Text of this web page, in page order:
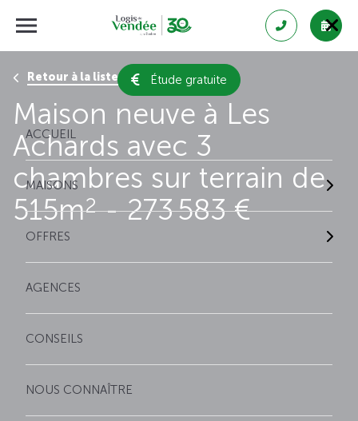
Étude gratuite
ACCUEIL
MAISONS
OFFRES
AGENCES
CONSEILS
NOUS CONNAÎTRE
Retour à la liste des résultats
Maison neuve à Les
Achards avec 3
chambres sur terrain de
515m2- 273 583 €